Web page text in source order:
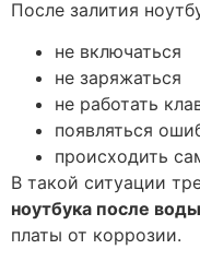
После залития
не включаться
не заряжаться
не работать
появляться
происходить
В такой ситуации
ноутбука после воды
платы от коррозии.